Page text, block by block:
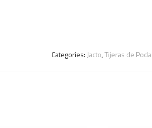
Categories: Jacto,Tijeras de Poda